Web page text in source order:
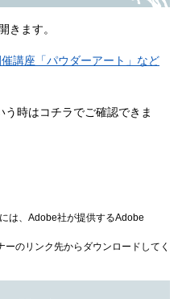
きます。
講座「パウダーアート」など
時はコチラでご確認できま
は、Adobe社が提供するAdobe
のリンク先からダウンロードしてく